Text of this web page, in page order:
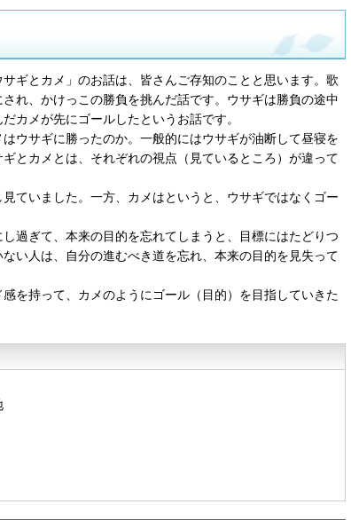
ギとカメ」のお話は、皆さんご存知のことと思います。歌
れ、かけっこの勝負を挑んだ話です。ウサギは勝負の途中
カメが先にゴールしたというお話です。
ウサギに勝ったのか。一般的にはウサギが油断して昼寝を
とカメとは、それぞれの視点（見ているところ）が違って
ていました。一方、カメはというと、ウサギではなくゴー
過ぎて、本来の目的を忘れてしまうと、目標にはたどりつ
い人は、自分の進むべき道を忘れ、本来の目的を見失って
を持って、カメのようにゴール（目的）を目指していきた